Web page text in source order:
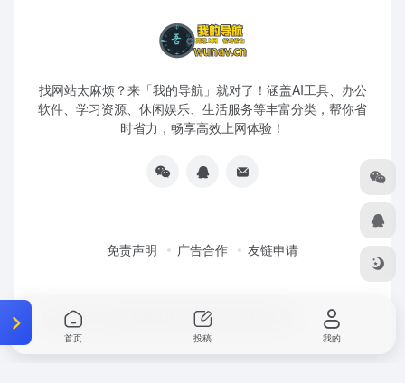
找网站太麻烦？来「我的导航」就对了！涵盖AI工具、办公
软件、学习资源、休闲娱乐、生活服务等丰富分类，帮你省
时省力，畅享高效上网体验！
免责声明 广告合作 友链申请
Copyright © 2026 浙ICP备20004263号-18
首页 投稿 我的